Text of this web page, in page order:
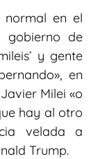
en el
gobierno de
y gente
en
Milei «o
hay al otro
velada a
Trump.